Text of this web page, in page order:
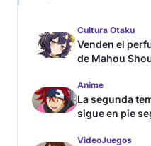
Cultura Otaku
Venden el
de Mahou
Anime
La segunda
sigue en pie
VideoJuegos